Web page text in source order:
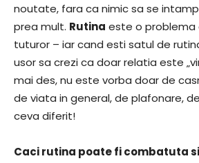
noutate, fara ca nimic sa se
prea mult. Rutina este o
tuturor – iar cand esti satul de
usor sa crezi ca doar relatia este
mai des, nu este vorba doar de
de viata in general, de plafonare,
ceva diferit!
Caci rutina poate fi combatuta